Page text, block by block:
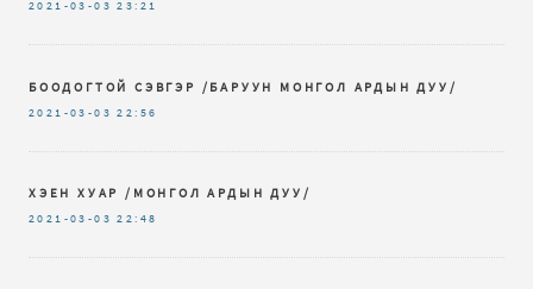
2021-03-03 23:21
БООДОГТОЙ СЭВГЭР /БАРУУН МОНГОЛ АРДЫН ДУУ/
2021-03-03 22:56
ХЭЕН ХУАР /МОНГОЛ АРДЫН ДУУ/
2021-03-03 22:48